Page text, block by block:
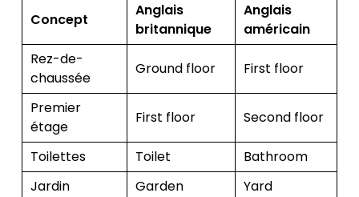
Concept
Anglais
britannique
Anglais
américain
Rez-de-
chaussée
Ground floor First floor
Premier
étage
First floor Second floor
Toilettes Toilet
Bathroom
Jardin
Garden
Yard